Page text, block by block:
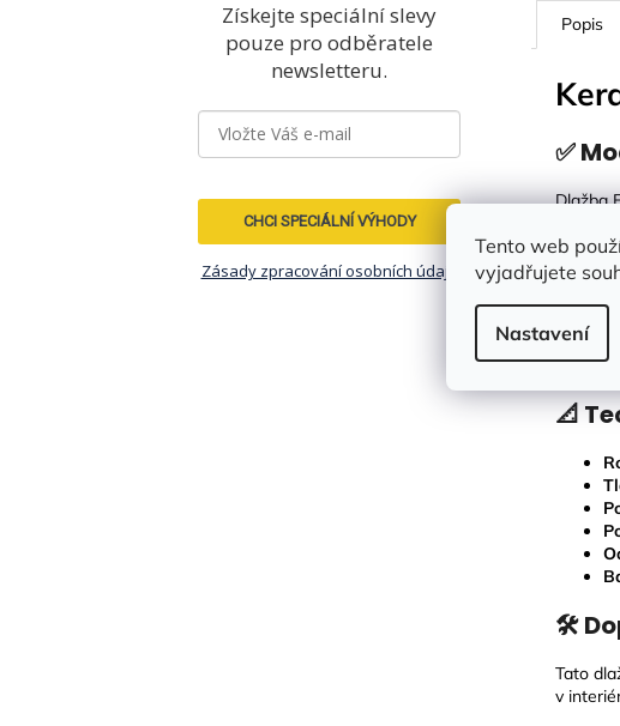
Tento web
vyjadřujete
Nastavení
Získejte speciální slevy
pouze pro odběratele
newsletteru.
CHCI SPECIÁLNÍ VÝHODY
Zásady zpracování osobních údajů
Popis
✅
Dlažba
🔹
✔
✔
📐
🛠
Tato
v